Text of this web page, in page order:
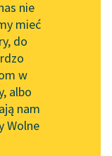
Wolnych Lektur
nie
mieć
do
w
albo
nam
Wolne